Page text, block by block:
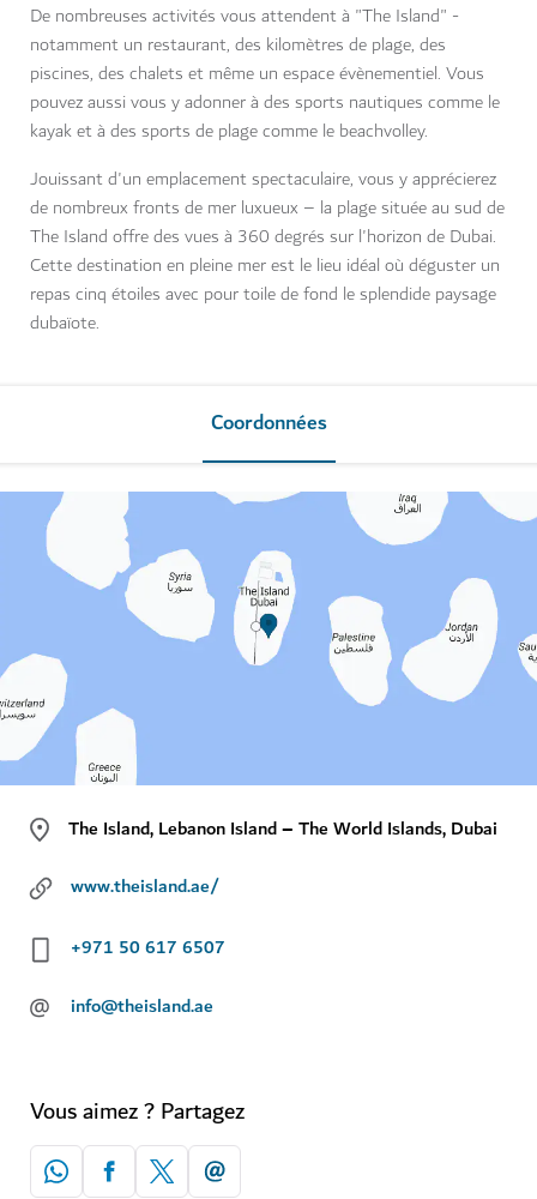
De nombreuses activités vous attendent à "The Island" -
notamment un restaurant, des kilomètres de plage, des
piscines, des chalets et même un espace évènementiel. Vous
pouvez aussi vous y adonner à des sports nautiques comme le
kayak et à des sports de plage comme le beachvolley.
Jouissant d'un emplacement spectaculaire, vous y apprécierez
de nombreux fronts de mer luxueux – la plage située au sud de
The Island offre des vues à 360 degrés sur l'horizon de Dubai.
Cette destination en pleine mer est le lieu idéal où déguster un
repas cinq étoiles avec pour toile de fond le splendide paysage
dubaïote.
Coordonnées
The Island, Lebanon Island – The World Islands, Dubai
www.theisland.ae/
+971 50 617 6507
@ info@theisland.ae
Vous aimez ? Partagez